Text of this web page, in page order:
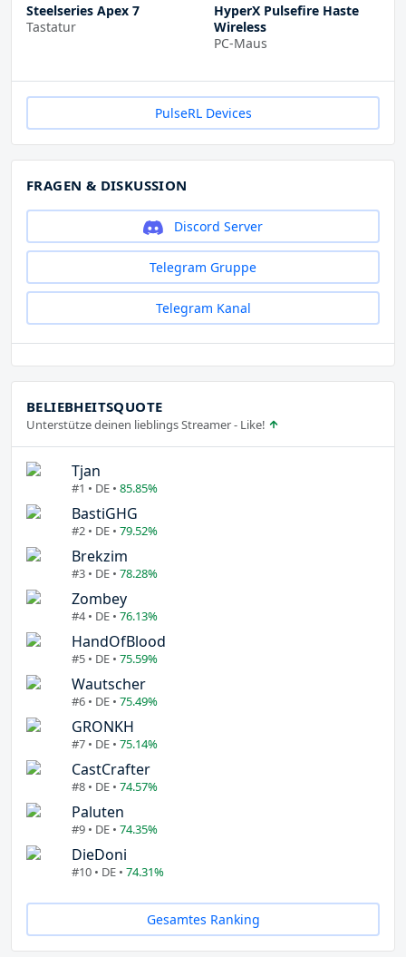
Steelseries Apex 7
Tastatur
HyperX Pulsefire Haste
Wireless
PC-Maus
PulseRL Devices
FRAGEN & DISKUSSION
Discord Server
Telegram Gruppe
Telegram Kanal
BELIEBHEITSQUOTE
Unterstütze deinen lieblings Streamer - Like!
Tjan
#1 • DE • 85.85%
BastiGHG
#2 • DE • 79.52%
Brekzim
#3 • DE • 78.28%
Zombey
#4 • DE • 76.13%
HandOfBlood
#5 • DE • 75.59%
Wautscher
#6 • DE • 75.49%
GRONKH
#7 • DE • 75.14%
CastCrafter
#8 • DE • 74.57%
Paluten
#9 • DE • 74.35%
DieDoni
#10 • DE • 74.31%
Gesamtes Ranking